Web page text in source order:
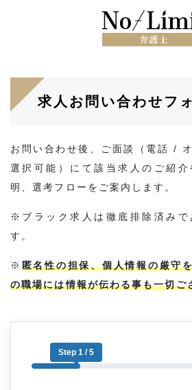
求人お問い合わせフ
お問い合わせ後、ご面談（電話 /
選択可能）にて該当求人のご紹
明、選考フローをご案内します。
※ブラック求人は徹底排除済みで
す。
※ 匿名性の担保、個人情報の厳守
の職場には情報が伝わる事も一切ご
Step 1 / 5